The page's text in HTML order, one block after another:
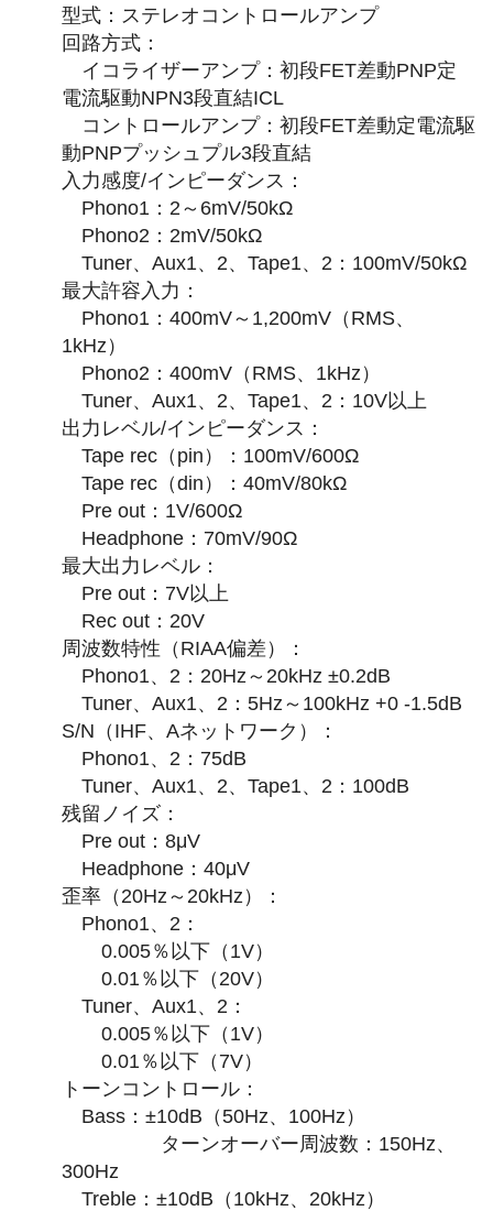
型式：ステレオコントロールアンプ
回路方式：
イコライザーアンプ：初段FET差動PNP定
電流駆動NPN3段直結ICL
コントロールアンプ：初段FET差動定電流駆
動PNPプッシュプル3段直結
入力感度/インピーダンス：
Phono1：2～6mV/50kΩ
Phono2：2mV/50kΩ
Tuner、Aux1、2、Tape1、2：100mV/50kΩ
最大許容入力：
Phono1：400mV～1,200mV（RMS、
1kHz）
Phono2：400mV（RMS、1kHz）
Tuner、Aux1、2、Tape1、2：10V以上
出力レベル/インピーダンス：
Tape rec（pin）：100mV/600Ω
Tape rec（din）：40mV/80kΩ
Pre out：1V/600Ω
Headphone：70mV/90Ω
最大出力レベル：
Pre out：7V以上
Rec out：20V
周波数特性（RIAA偏差）：
Phono1、2：20Hz～20kHz ±0.2dB
Tuner、Aux1、2：5Hz～100kHz +0 -1.5dB
S/N（IHF、Aネットワーク）：
Phono1、2：75dB
Tuner、Aux1、2、Tape1、2：100dB
残留ノイズ：
Pre out：8μV
Headphone：40μV
歪率（20Hz～20kHz）：
Phono1、2：
0.005％以下（1V）
0.01％以下（20V）
Tuner、Aux1、2：
0.005％以下（1V）
0.01％以下（7V）
トーンコントロール：
Bass：±10dB（50Hz、100Hz）
ターンオーバー周波数：150Hz、
300Hz
Treble：±10dB（10kHz、20kHz）